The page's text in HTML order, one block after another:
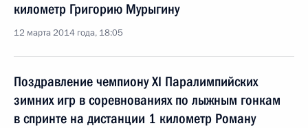
километр Григорию Мурыгину
12 марта 2014 года, 18:05
Поздравление чемпиону XI Паралимпийских
зимних игр в соревнованиях по лыжным гонкам
в спринте на дистанции 1 километр Роману